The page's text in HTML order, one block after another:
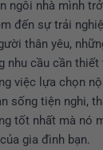
ngôi nhà mình
đến sự trải
thân yêu,
nhu cầu cần thiết
việc lựa chọn
sống tiện nghi,
tốt nhất mà nó
gia đình bạn.